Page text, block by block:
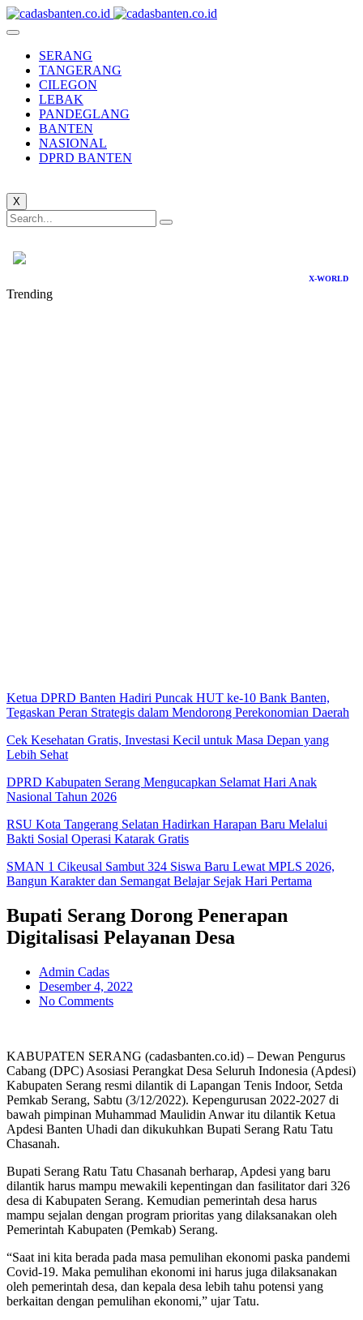
SERANG
TANGERANG
CILEGON
LEBAK
PANDEGLANG
BANTEN
NASIONAL
DPRD BANTEN
X
X-WORLD
Trending
Ketua DPRD Banten Hadiri Puncak HUT ke-10 Bank Banten,
Tegaskan Peran Strategis dalam Mendorong Perekonomian Daerah
Cek Kesehatan Gratis, Investasi Kecil untuk Masa Depan yang
Lebih Sehat
DPRD Kabupaten Serang Mengucapkan Selamat Hari Anak
Nasional Tahun 2026
RSU Kota Tangerang Selatan Hadirkan Harapan Baru Melalui
Bakti Sosial Operasi Katarak Gratis
SMAN 1 Cikeusal Sambut 324 Siswa Baru Lewat MPLS 2026,
Bangun Karakter dan Semangat Belajar Sejak Hari Pertama
Bupati Serang Dorong Penerapan
Digitalisasi Pelayanan Desa
Admin Cadas
Desember 4, 2022
No Comments
KABUPATEN SERANG (cadasbanten.co.id) – Dewan Pengurus
Cabang (DPC) Asosiasi Perangkat Desa Seluruh Indonesia (Apdesi)
Kabupaten Serang resmi dilantik di Lapangan Tenis Indoor, Setda
Pemkab Serang, Sabtu (3/12/2022). Kepengurusan 2022-2027 di
bawah pimpinan Muhammad Maulidin Anwar itu dilantik Ketua
Apdesi Banten Uhadi dan dikukuhkan Bupati Serang Ratu Tatu
Chasanah.
Bupati Serang Ratu Tatu Chasanah berharap, Apdesi yang baru
dilantik harus mampu mewakili kepentingan dan fasilitator dari 326
desa di Kabupaten Serang. Kemudian pemerintah desa harus
mampu sejalan dengan program prioritas yang dilaksanakan oleh
Pemerintah Kabupaten (Pemkab) Serang.
“Saat ini kita berada pada masa pemulihan ekonomi paska pandemi
Covid-19. Maka pemulihan ekonomi ini harus juga dilaksanakan
oleh pemerintah desa, dan kepala desa lebih tahu potensi yang
berkaitan dengan pemulihan ekonomi,” ujar Tatu.